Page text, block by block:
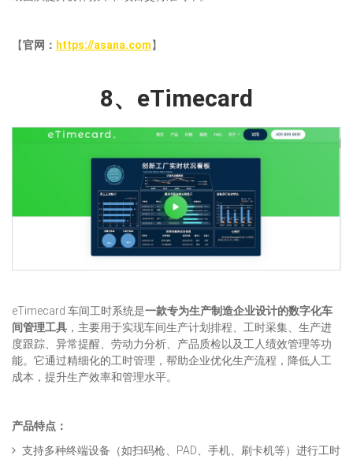
【官网： https://asana.com】
8、eTimecard
eTimecard 车间工时系统是一款专为生产制造企业设计的数字化车
间管理工具 ，主要用于实现车间生产计划排程、工时采集、生产进
度跟踪、异常提醒、劳动力分析、产品质检以及工人绩效管理等功
能。它通过精细化的工时管理，帮助企业优化生产流程，降低人工
成本，提升生产效率和管理水平。
产品特点：
支持多种终端设备（如扫码枪、PAD、手机、刷卡机等）进行工时